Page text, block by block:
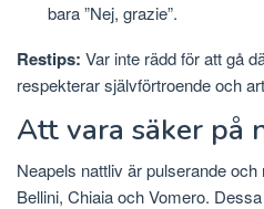
bara ”Nej, grazie”.
Restips: Var inte rädd för att gå
respekterar självförtroende och
Att vara säker på
Neapels nattliv är pulserande
Bellini, Chiaia och Vomero.